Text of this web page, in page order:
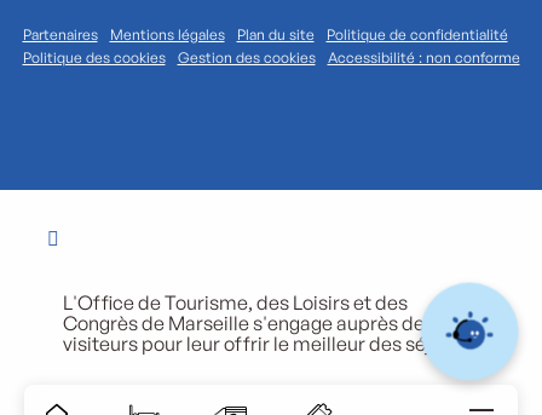
Partenaires Mentions légales Plan du site
Politique de confidentialité
Politique des cookies
Gestion des cookies Accessibilité : non conforme
L'Office de Tourisme, des Loisirs et des
Congrès de Marseille s'engage auprès de ses
visiteurs pour leur offrir le meilleur des séjours.